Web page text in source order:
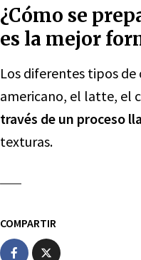
¿Cómo se
es la mejor
Los diferentes tipos de
americano, el latte, el
través de un proceso
texturas.
COMPARTIR